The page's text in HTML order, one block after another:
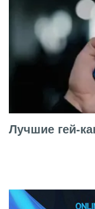
Лучшие гей-